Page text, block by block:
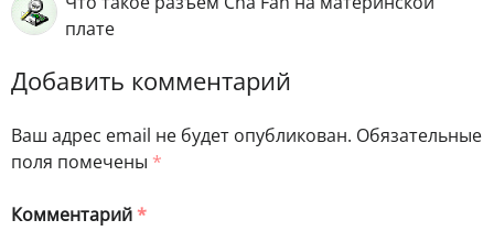
плате
Добавить комментарий
Ваш адрес email не будет опубликован. Обязательные
поля помечены *
Комментарий*